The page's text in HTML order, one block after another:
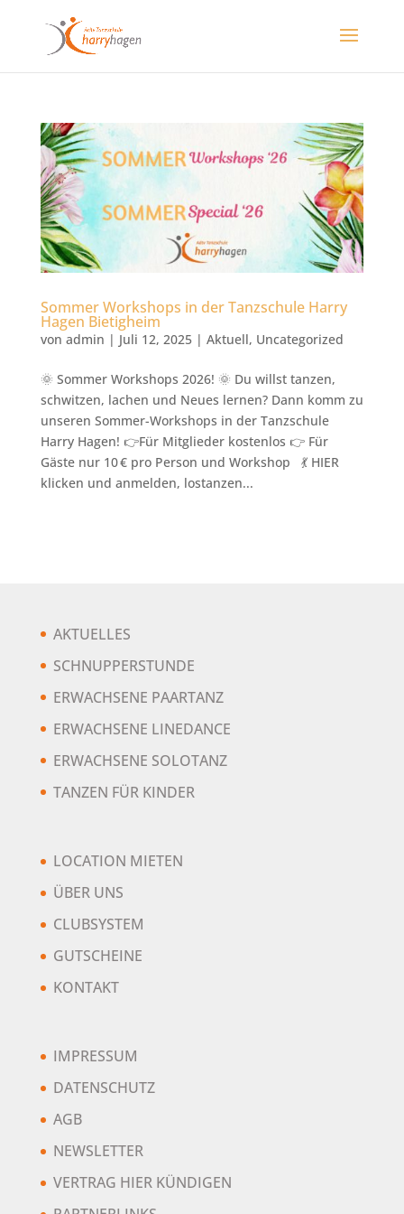
Sommer Workshops in der Tanzschule Harry
Hagen Bietigheim
von admin | Juli 12, 2025| Aktuell, Uncategorized
🌞 Sommer Workshops 2026! 🌞 Du willst tanzen,
schwitzen, lachen und Neues lernen? Dann komm zu
unseren Sommer-Workshops in der Tanzschule
Harry Hagen! 👉Für Mitglieder kostenlos 👉 Für
Gäste nur 10 € pro Person und Workshop 💃 HIER
klicken und anmelden, lostanzen...
AKTUELLES
SCHNUPPERSTUNDE
ERWACHSENE PAARTANZ
ERWACHSENE LINEDANCE
ERWACHSENE SOLOTANZ
TANZEN FÜR KINDER
LOCATION MIETEN
ÜBER UNS
CLUBSYSTEM
GUTSCHEINE
KONTAKT
IMPRESSUM
DATENSCHUTZ
AGB
NEWSLETTER
VERTRAG HIER KÜNDIGEN